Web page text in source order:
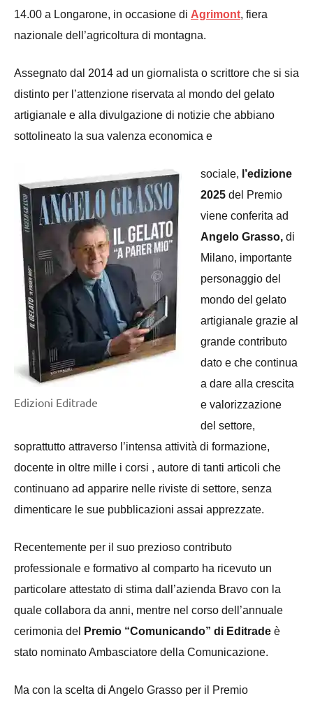
14.00 a Longarone, in occasione di Agrimont, fiera
nazionale dell’agricoltura di montagna.
Assegnato dal 2014 ad un giornalista o scrittore che si sia
distinto per l’attenzione riservata al mondo del gelato
artigianale e alla divulgazione di notizie che abbiano
sottolineato la sua valenza economica e
Edizioni Editrade
sociale, l’edizione
2025 del Premio
viene conferita ad
Angelo Grasso, di
Milano, importante
personaggio del
mondo del gelato
artigianale grazie al
grande contributo
dato e che continua
a dare alla crescita
e valorizzazione
del settore,
soprattutto attraverso l’intensa attività di formazione,
docente in oltre mille i corsi , autore di tanti articoli che
continuano ad apparire nelle riviste di settore, senza
dimenticare le sue pubblicazioni assai apprezzate.
Recentemente per il suo prezioso contributo
professionale e formativo al comparto ha ricevuto un
particolare attestato di stima dall’azienda Bravo con la
quale collabora da anni, mentre nel corso dell’annuale
cerimonia del
Premio “Comunicando” di Editrade è
stato nominato Ambasciatore della Comunicazione.
Ma con la scelta di Angelo Grasso per il Premio